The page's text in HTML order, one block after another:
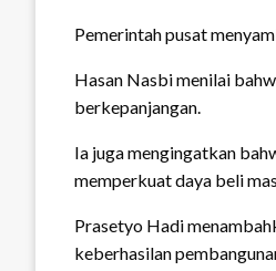
Pemerintah pusat
Hasan Nasbi menilai
berkepanjangan.
Ia juga mengingatkan
memperkuat daya beli
Prasetyo Hadi
keberhasilan